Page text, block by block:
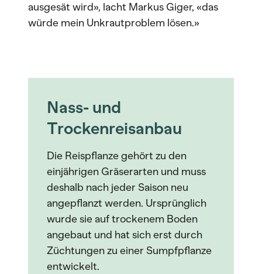
ausgesät wird», lacht Markus Giger, «das
würde mein Unkrautproblem lösen.»
Nass- und
Trockenreisanbau
Die Reispflanze gehört zu den
einjährigen Gräserarten und muss
deshalb nach jeder Saison neu
angepflanzt werden. Ursprünglich
wurde sie auf trockenem Boden
angebaut und hat sich erst durch
Züchtungen zu einer Sumpfpflanze
entwickelt.